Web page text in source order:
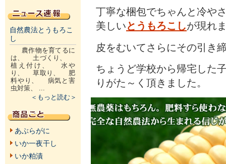
丁寧な梱包でちゃんと冷や
美しいとうもろこしが現れ
皮をむいてさらにその引き
ちょうど学校から帰宅した
りがた～く頂きました。
自然農法とうもろこ
し
農作物を育てるに
は、 土づくり、
植え付け、 水や
り、 草取り、 肥
料やり、 病気と害
虫対策、 ...
＜もっと読む＞
あぶらがに
いか一夜干し
いか粕漬